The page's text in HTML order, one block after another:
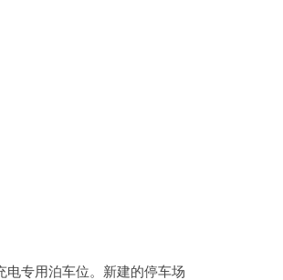
专用泊车位。新建的停车场